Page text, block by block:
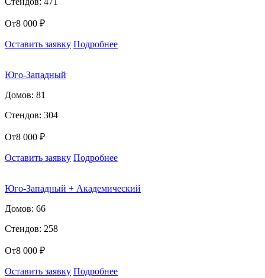
От8 000 ₽
Оставить заявку Подробнее
Юго-Западный
Домов: 81
Стендов: 304
От8 000 ₽
Оставить заявку Подробнее
Юго-Западный + Академический
Домов: 66
Стендов: 258
От8 000 ₽
Оставить заявку Подробнее